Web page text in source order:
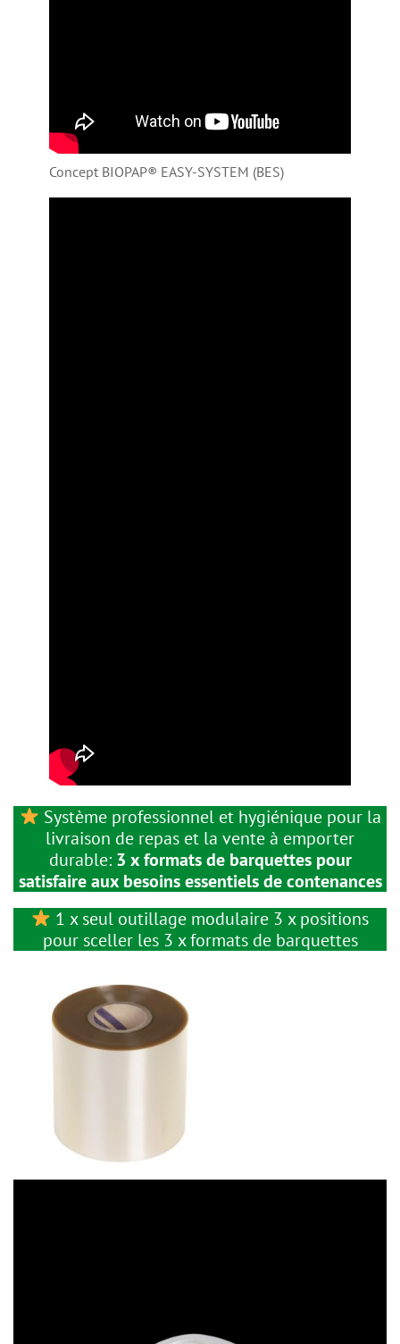
Concept BIOPAP® EASY-SYSTEM (BES)
Système professionnel et hygiénique pour la
livraison de repas et la vente à emporter
durable: 3 x formats de barquettes pour
satisfaire aux besoins essentiels de contenances
1 x seul outillage modulaire 3 x positions
pour sceller les 3 x formats de barquettes